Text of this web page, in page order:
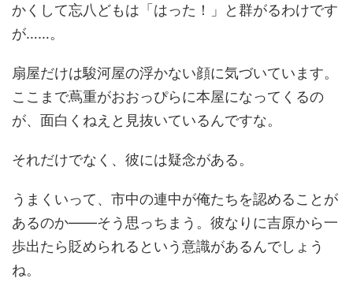
かくして忘八どもは「はった！」と群がるわけです
が……。
扇屋だけは駿河屋の浮かない顔に気づいています。
ここまで蔦重がおおっぴらに本屋になってくるの
が、面白くねえと見抜いているんですな。
それだけでなく、彼には疑念がある。
うまくいって、市中の連中が俺たちを認めることが
あるのか――そう思っちまう。彼なりに吉原から一
歩出たら貶められるという意識があるんでしょう
ね。